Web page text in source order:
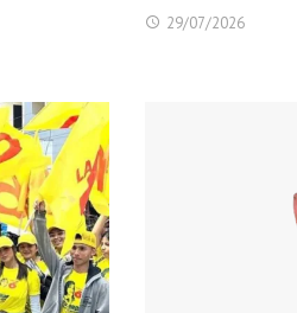
29/07/2026